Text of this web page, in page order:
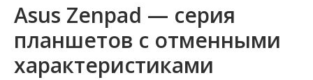
Asus Zenpad — серия
планшетов с отменными
характеристиками